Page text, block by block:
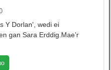
Y Dorlan', wedi ei
gan Sara Erddig.Mae’r